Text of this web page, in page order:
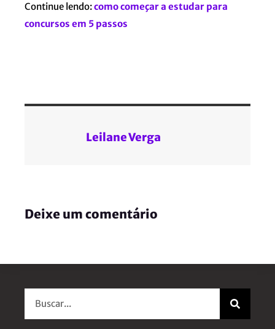
Continue lendo:como começar a estudar para
concursos em 5 passos
Leilane Verga
Deixe um comentário